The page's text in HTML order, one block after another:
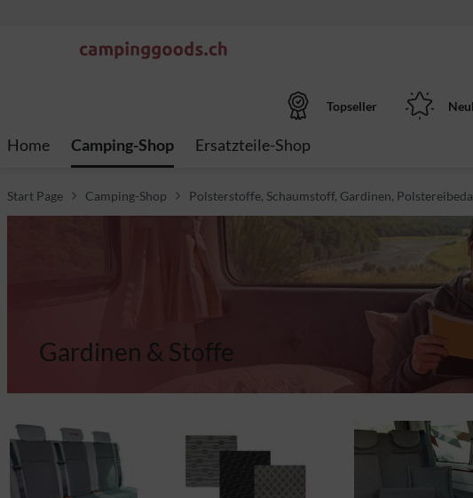
Topseller
Home Camping-Shop Ersatzteile-Shop
Start Page Camping-Shop Polsterstoffe, Schaumstoff, Gardinen,
Gardinen & Stoffe